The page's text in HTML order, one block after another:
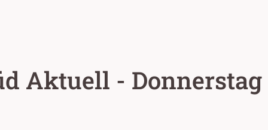
Aktuell - Donnerstag